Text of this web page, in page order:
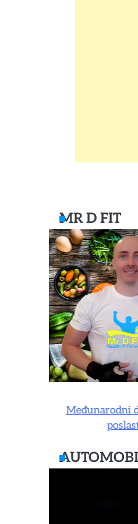
MR D FIT
Međunarodni